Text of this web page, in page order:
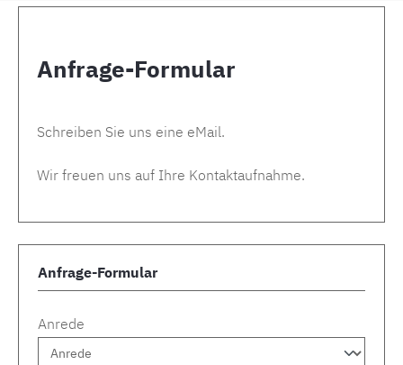
Anfrage-Formular
Schreiben Sie uns eine eMail.
Wir freuen uns auf Ihre Kontaktaufnahme.
Anfrage-Formular
Anrede